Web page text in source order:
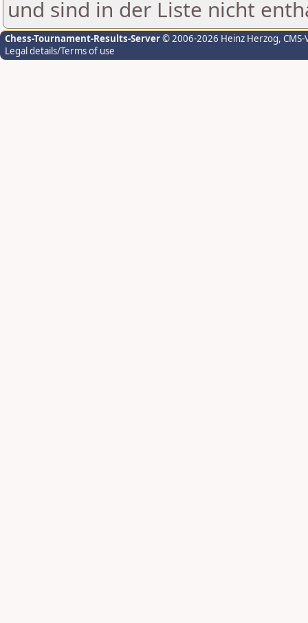
und sind in der Liste nicht
Chess-Tournament-Results-Server© 2006-2026 Heinz Herzog,
Legal details/Terms of use